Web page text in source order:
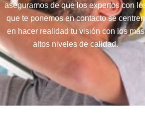
aseguramos de que los expertos con
que te ponemos en contacto se centren
en hacer realidad tu visión con los más
altos niveles de calidad.